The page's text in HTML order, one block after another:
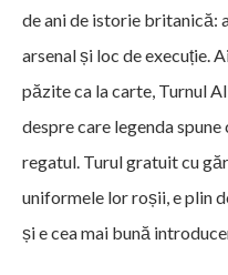
de ani de istorie britanică:
arsenal și loc de execuție.
păzite ca la carte, Turnul
despre care legenda
regatul. Turul gratuit cu
uniformele lor roșii, e plin
și e cea mai bună